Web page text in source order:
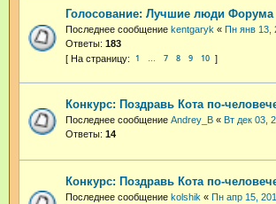
Голосование: Лучшие люди Форума
Последнее сообщение kentgaryk « Пн янв 13,
Ответы: 183
1 … 7 8 9 10
Конкурс: Поздравь Кота по-
Последнее сообщение Andrey_B « Вт дек 03,
Ответы: 14
Конкурс: Поздравь Кота по-
Последнее сообщение kolshik « Пн апр 15,